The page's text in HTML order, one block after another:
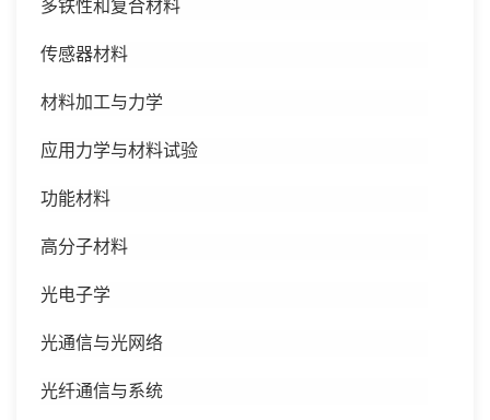
多铁性和复合材料
传感器材料
材料加工与力学
应用力学与材料试验
功能材料
高分子材料
光电子学
光通信与光网络
光纤通信与系统